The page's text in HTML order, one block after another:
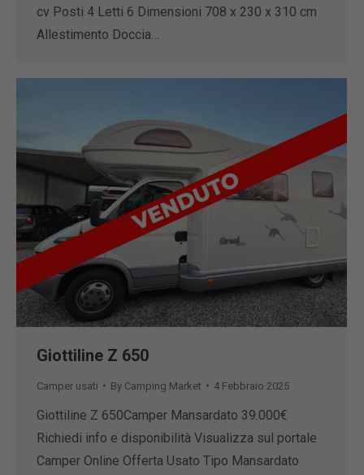
cv Posti 4 Letti 6 Dimensioni 708 x 230 x 310 cm
Allestimento Doccia…
Giottiline Z 650
Camper usati By Camping Market 4 Febbraio 2025
Giottiline Z 650Camper Mansardato 39.000€
Richiedi info e disponibilità Visualizza sul portale
Camper Online Offerta Usato Tipo Mansardato